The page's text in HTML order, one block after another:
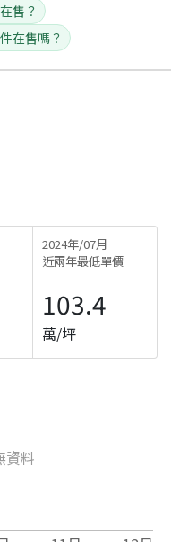
售？
在售嗎？
2024年/07月
近兩年最低單價
103.4
萬/坪
資料